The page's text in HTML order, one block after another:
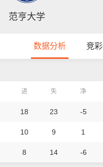
范亨大学
数据分析 竞
进 失 净
18 23 -5
10 9 1
8 14 -6